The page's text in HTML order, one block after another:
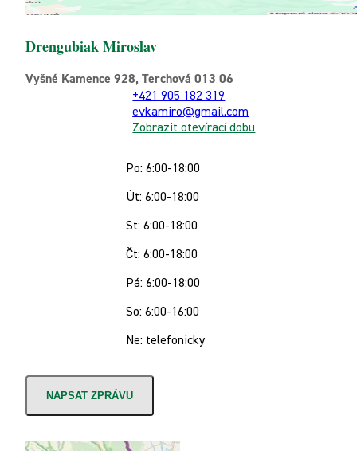
Drengubiak Miroslav
Vyšné Kamence 928, Terchová 013 06
+421 905 182 319
evkamiro@gmail.com
Zobrazit otevírací dobu
Po: 6:00-18:00
Út: 6:00-18:00
St: 6:00-18:00
Čt: 6:00-18:00
Pá: 6:00-18:00
So: 6:00-16:00
Ne: telefonicky
NAPSAT ZPRÁVU